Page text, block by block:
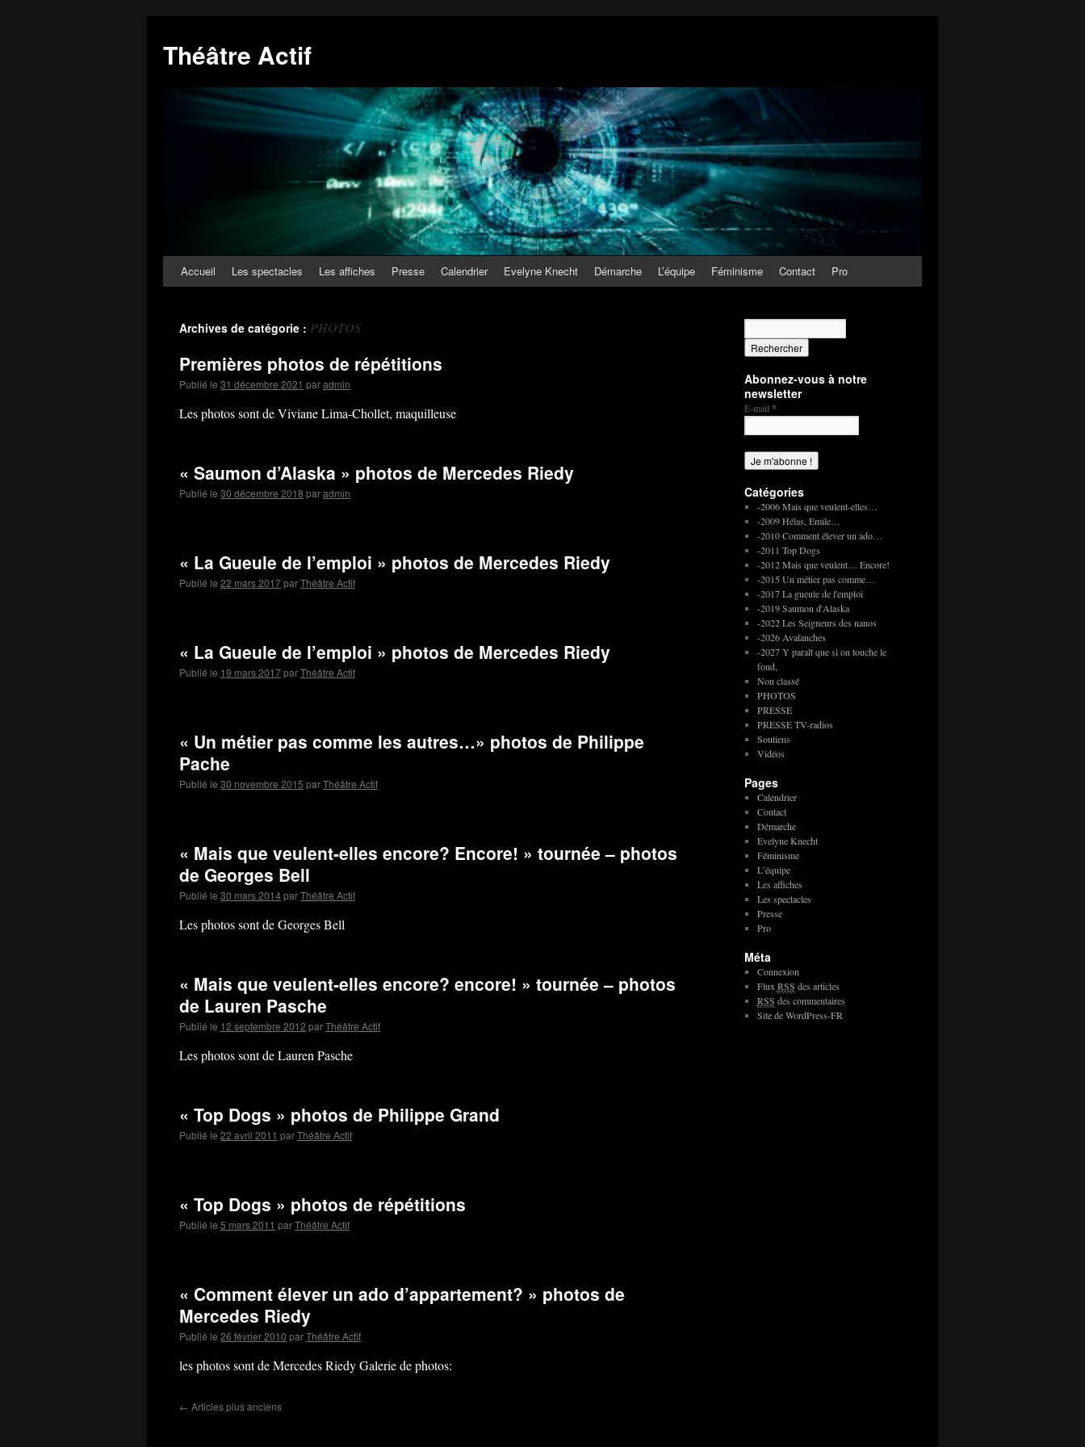
Théâtre Actif
Accueil Les spectacles Les affiches Presse Calendrier Evelyne Knecht Démarche L’équipe Féminisme Contact Pro
Archives de catégorie : PHOTOS
Premières photos de répétitions
Publié le 31 décembre 2021 paradmin
Les photos sont de Viviane Lima-Chollet, maquilleuse
« Saumon d’Alaska » photos de Mercedes Riedy
Publié le 30 décembre 2018 paradmin
« La Gueule de l’emploi » photos de Mercedes Riedy
Publié le 22 mars 2017parThéâtre Actif
« La Gueule de l’emploi » photos de Mercedes Riedy
Publié le 19 mars 2017parThéâtre Actif
« Un métier pas comme les autres…» photos de Philippe
Pache
Publié le 30 novembre 2015 parThéâtre Actif
« Mais que veulent-elles encore? Encore! » tournée – photos
de Georges Bell
Publié le 30 mars 2014parThéâtre Actif
Les photos sont de Georges Bell
« Mais que veulent-elles encore? encore! » tournée – photos
de Lauren Pasche
Publié le 12 septembre 2012 parThéâtre Actif
Les photos sont de Lauren Pasche
« Top Dogs » photos de Philippe Grand
Publié le 22 avril 2011 parThéâtre Actif
« Top Dogs » photos de répétitions
Publié le 5 mars 2011 parThéâtre Actif
« Comment élever un ado d’appartement? » photos de
Mercedes Riedy
Publié le 26 février 2010 parThéâtre Actif
les photos sont de Mercedes Riedy Galerie de photos:
← Articles plus anciens
Abonnez-vous à notre
newsletter
E-mail *
Catégories
-2006 Mais que veulent-elles…
-2009 Hélas, Emile…
-2010 Comment élever un ado…
-2011 Top Dogs
-2012 Mais que veulent… Encore!
-2015 Un métier pas comme…
-2017 La gueule de l'emploi
-2019 Saumon d'Alaska
-2022 Les Seigneurs des nanos
-2026 Avalanches
-2027 Y paraît que si on touche le
fond,
Non classé
PHOTOS
PRESSE
PRESSE TV-radios
Soutiens
Vidéos
Pages
Calendrier
Contact
Démarche
Evelyne Knecht
Féminisme
L’équipe
Les affiches
Les spectacles
Presse
Pro
Méta
Connexion
Flux RSS des articles
RSS des commentaires
Site de WordPress-FR